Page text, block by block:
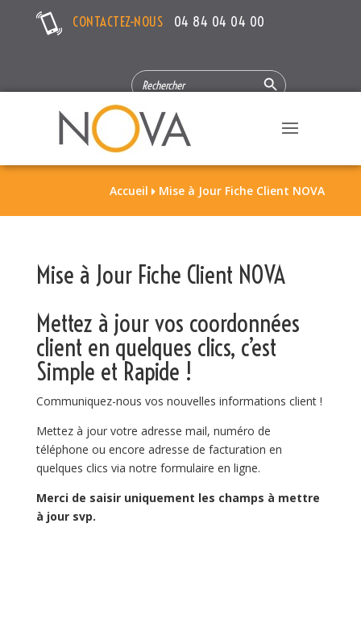
CONTACTEZ-NOUS 04 84 04 04 00
SEARCH
FOR:
Search Button
Accueil  Mise à Jour Fiche Client NOVA
Mise à Jour Fiche Client NOVA
Mettez à jour vos coordonnées
client en quelques clics, c’est
Simple et Rapide !
Communiquez-nous vos nouvelles informations client !
Mettez à jour votre adresse mail, numéro de
téléphone ou encore adresse de facturation en
quelques clics via notre formulaire en ligne.
Merci de saisir uniquement les champs à mettre
à jour svp.